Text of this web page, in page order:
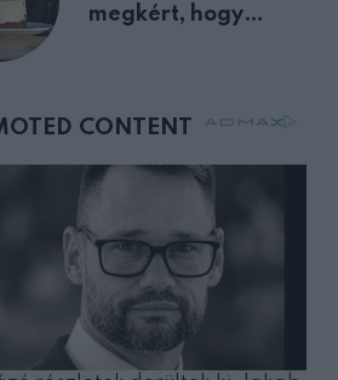
megkért, hogy
mellettem ült az első